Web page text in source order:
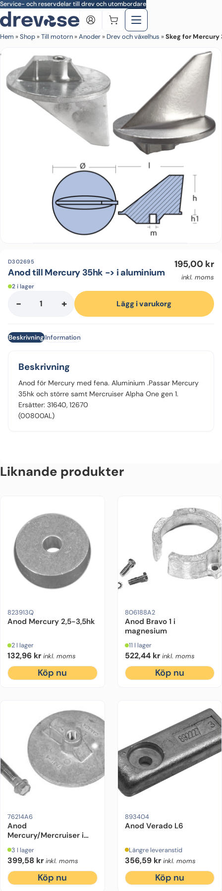
Skip to main content
Service- och reservdelar till drev och utombordare
Hem »Shop »Till motorn »Anoder » Drev och växelhus »Skeg for
D302695
Anod till Mercury 35hk -> i aluminium
195,00 kr
inkl. moms
2 i lager
-
Anod
35hk
>
aluminium
mängd
+ Lägg i varukorg
BeskrivningInformation
Beskrivning
Anod för Mercury med fena. Aluminium .Passar Mercury
35hk och större samt Mercruiser Alpha One gen 1.
Ersätter: 31640, 12670
(00800AL)
Liknande produkter
823913Q
Anod Mercury 2,5-3,5hk
2 I lager
132,96 kr inkl. moms
Köp nu
806188A2
Anod Bravo 1 i
magnesium
11 I lager
522,44 kr inkl. moms
Köp nu
76214A6
Anod
Mercury/Mercruiser i
3 I lager
399,58 kr inkl. moms
Köp nu
893404
Anod Verado L6
Längre leveranstid
356,59 kr inkl. moms
Köp nu